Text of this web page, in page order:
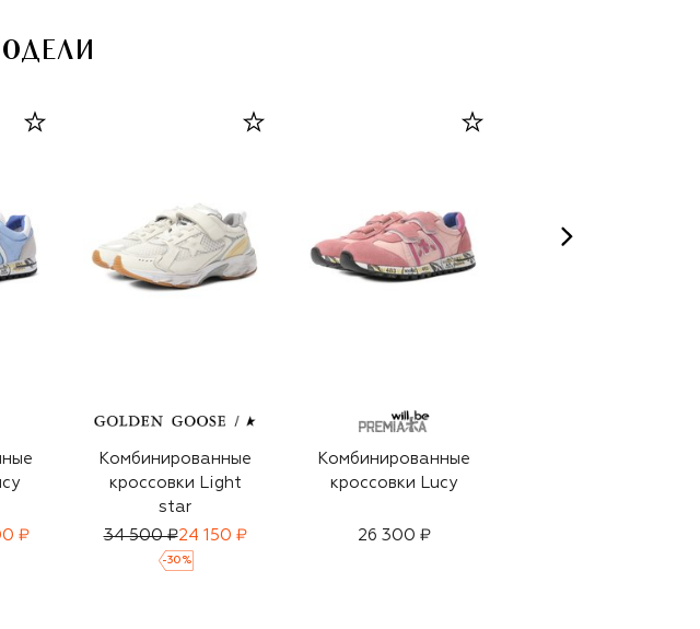
₽
Комбинированные
кроссовки Light
star
34 500 ₽24 150 ₽
-30 %
Комбинированные
кроссовки Lucy
26 300 ₽